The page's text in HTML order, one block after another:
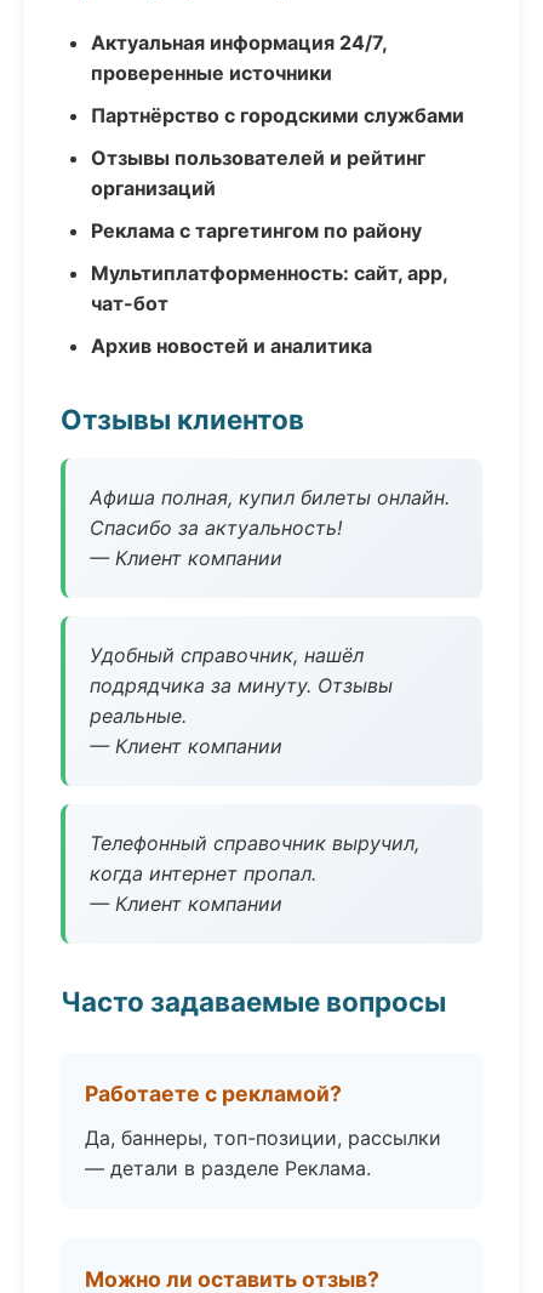
Актуальная информация 24/7,
проверенные источники
Партнёрство с городскими службами
Отзывы пользователей и рейтинг
организаций
Реклама с таргетингом по району
Мультиплатформенность: сайт, app,
чат-бот
Архив новостей и аналитика
Отзывы клиентов
Афиша полная, купил билеты онлайн.
Спасибо за актуальность!
— Клиент компании
Удобный справочник, нашёл
подрядчика за минуту. Отзывы
реальные.
— Клиент компании
Телефонный справочник выручил,
когда интернет пропал.
— Клиент компании
Часто задаваемые вопросы
Работаете с рекламой?
Да, баннеры, топ-позиции, рассылки
— детали в разделе Реклама.
Можно ли оставить отзыв?